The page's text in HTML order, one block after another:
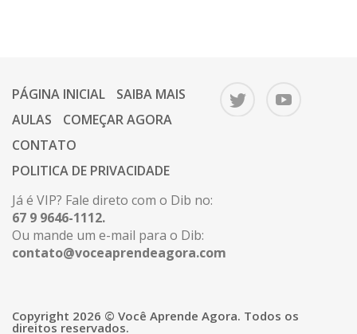
PÁGINA INICIAL
SAIBA MAIS
AULAS
COMEÇAR AGORA
CONTATO
POLITICA DE PRIVACIDADE
Já é VIP? Fale direto com o Dib no:
67 9 9646-1112.
Ou mande um e-mail para o Dib:
contato@voceaprendeagora.com
Copyright 2026 © Você Aprende Agora. Todos os
direitos reservados.